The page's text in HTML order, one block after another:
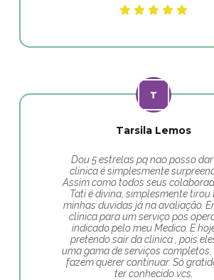
Tarsila Lemos
Dou 5 estrelas pq nao posso dar
clinica é simplesmente
Assim como todos seus
Tati é divina, simplesmente tirou
minhas duvidas já na avaliação.
clínica para um serviço pos
indicado pelo meu Medico. E
pretendo sair da clinica , pois
uma gama de serviços completos,
fazem querer continuar. Só
ter conhecido vcs.